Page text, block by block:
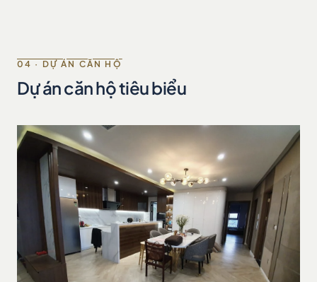
04 · DỰ ÁN CĂN HỘ
Dự án căn hộ tiêu biểu